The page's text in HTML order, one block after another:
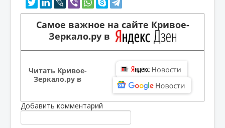
Самое важное на сайте Кривое-
Зеркало.ру в
Читать Кривое-
Зеркало.ру в
Добавить комментарий